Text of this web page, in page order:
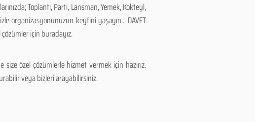
Toplantı, Parti, Lansman, Yemek, Kokteyl,
organizasyonunuzun keyfini yaşayın... DAVET
için buradayız.
size özel çözümlerle hizmet vermek için hazırız.
veya bizleri arayabilirsiniz.